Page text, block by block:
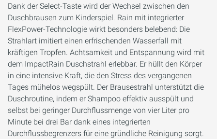
Dank der Select-Taste wird der Wechsel zwischen den
Duschbrausen zum Kinderspiel. Rain mit integrierter
FlexPower-Technologie wirkt besonders belebend: Die
Strahlart imitiert einen erfrischenden Wasserfall mit
kräftigen Tropfen. Achtsamkeit und Entspannung wird mit
dem ImpactRain Duschstrahl erlebbar. Er hüllt den Körper
in eine intensive Kraft, die den Stress des vergangenen
Tages mühelos wegspült. Der Brausestrahl unterstützt die
Duschroutine, indem er Shampoo effektiv ausspült und
selbst bei geringer Durchflussmenge von vier Liter pro
Minute bei drei Bar dank eines integrierten
Durchflussbegrenzers für eine gründliche Reinigung sorgt.